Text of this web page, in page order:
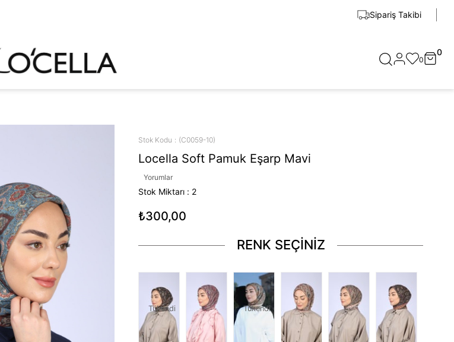
Sipariş Takibi
0
0
Stok Kodu (C0059-10)
Locella Soft Pamuk Eşarp Mavi
Yorumlar
Stok Miktarı : 2
₺300,00
RENK SEÇİNİZ
Tükendi Tükendi